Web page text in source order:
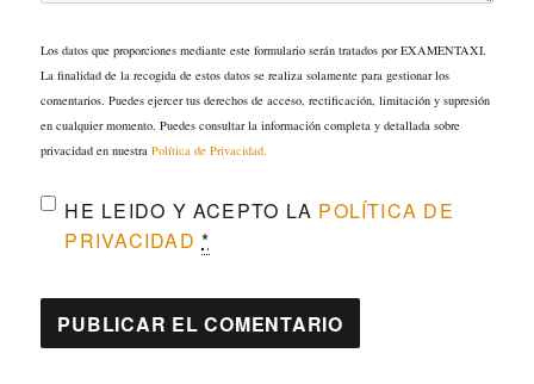
Los datos que proporciones mediante este formulario serán tratados por EXAMENTAXI.
La finalidad de la recogida de estos datos se realiza solamente para gestionar los
comentarios. Puedes ejercer tus derechos de acceso, rectificación, limitación y supresión
en cualquier momento. Puedes consultar la información completa y detallada sobre
privacidad en nuestraPolítica de Privacidad.
HE LEIDO Y ACEPTO LA POLÍTICA DE
PRIVACIDAD *